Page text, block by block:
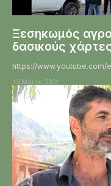
Ξεσηκωμός
δασικούς
https://www.youtube.com/
13 Μαΐου 2021